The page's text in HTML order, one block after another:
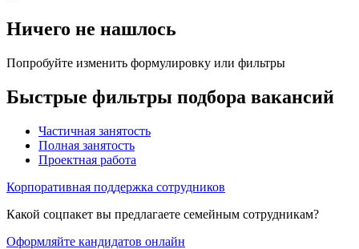
Ничего не нашлось
Попробуйте изменить формулировку или фильтры
Быстрые фильтры подбора вакансий
Частичная занятость
Полная занятость
Проектная работа
Корпоративная поддержка сотрудников
Какой соцпакет вы предлагаете семейным сотрудникам?
Оформляйте кандидатов онлайн